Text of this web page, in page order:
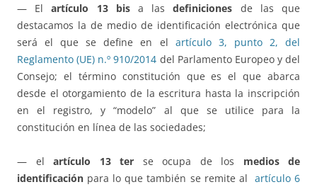
— Elartículo 13 bisa lasdefiniciones de las que
destacamos la de medio de identificación electrónica que
será el que se define en el artículo 3, punto 2, del
Reglamento (UE) n.º 910/2014 del Parlamento Europeo y del
Consejo; el término constitución que es el que abarca
desde el otorgamiento de la escritura hasta la inscripción
en el registro, y “modelo” al que se utilice para la
constitución en línea de las sociedades;
— el artículo 13 ter se ocupa de los medios de
identificación para lo que también se remite al artículo 6